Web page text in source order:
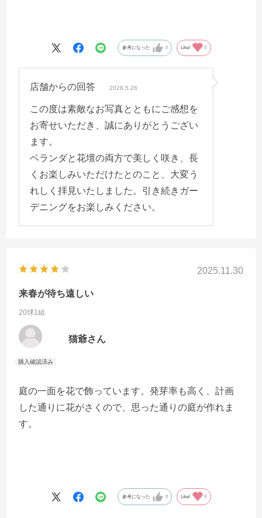
参考になった 0 Like! 0
店舗からの回答 2026.5.26
この度は素敵なお写真とともにご感想を
お寄せいただき、誠にありがとうござい
ます。
ベランダと花壇の両方で美しく咲き、長
くお楽しみいただけたとのこと、大変う
れしく拝見いたしました。引き続きガー
デニングをお楽しみください。
2025.11.30
来春が待ち遠しい
20球1組
猫爺さん
庭の一面を花で飾っています。発芽率も高く、計画
した通りに花がさくので、思った通りの庭が作れま
す。
参考になった 0 Like! 0